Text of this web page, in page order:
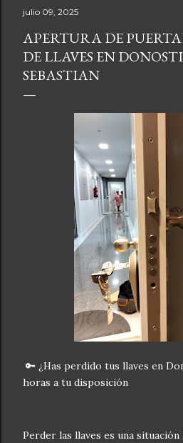
julio 09, 2025
APERTURA DE
DE LLAVES EN
SEBASTIAN
🔑 ¿Has perdido tus llaves en
horas a tu disposición
Perder las llaves es una situación